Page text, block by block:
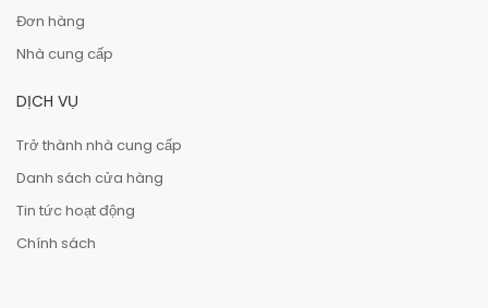
Đơn hàng
Nhà cung cấp
DỊCH VỤ
Trở thành nhà cung cấp
Danh sách cửa hàng
Tin tức hoạt động
Chính sách